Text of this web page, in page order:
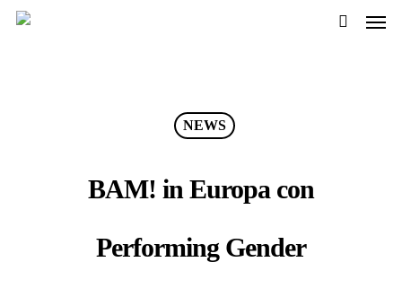
Passa
NEWS
BAM! in Europa con
Performing Gender